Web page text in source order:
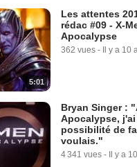
5:01
Les attentes
rédac #09 - X-
Apocalypse
362 vues - Il y a 10
Bryan Singer :
Apocalypse,
possibilité de
voulais."
4 341 vues - Il y a